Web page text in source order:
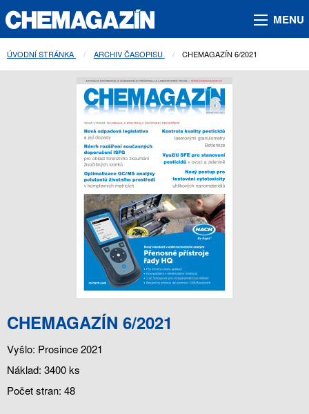
MENU
ÚVODNÍ STRÁNKA ARCHIV ČASOPISU AKTUÁLNÍ STRÁNKA:
CHEMAGAZÍN 6/2021
CHEMAGAZÍN 6/2021
Vyšlo: Prosince 2021
Náklad: 3400 ks
Počet stran: 48